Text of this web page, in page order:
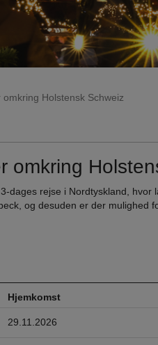
Holstensk Schweiz
omkring
dages rejse i Nordtyskland,
og desuden er der mulighed
Hjemkomst
29.11.2026